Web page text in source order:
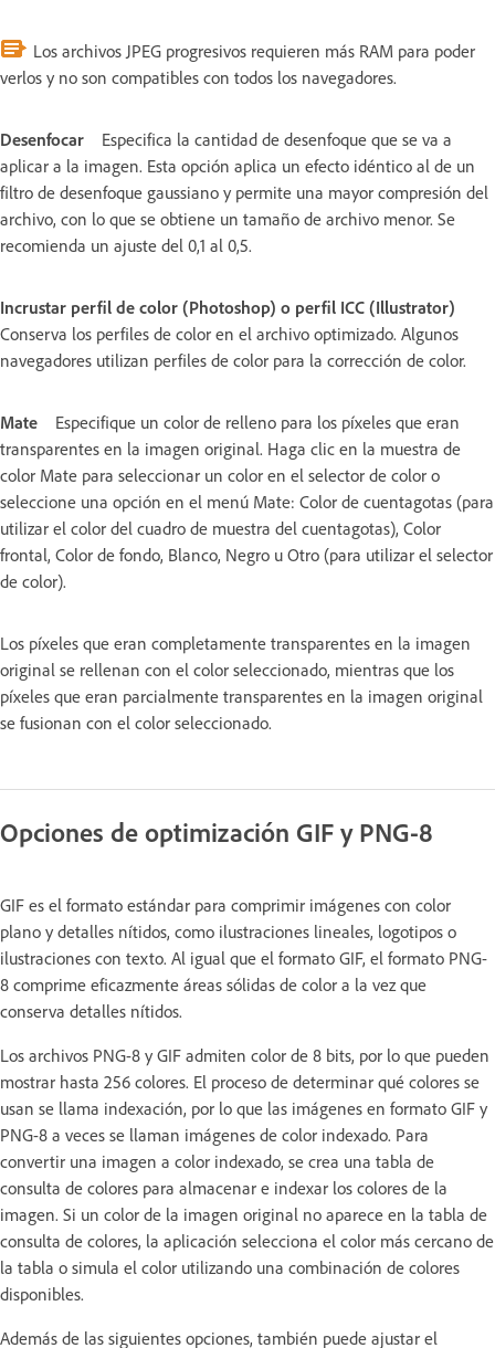
Los archivos JPEG progresivos requieren más RAM para poder
verlos y no son compatibles con todos los navegadores.
Desenfocar
Especifica la cantidad de desenfoque que se va a
aplicar a la imagen. Esta opción aplica un efecto idéntico al de un
filtro de desenfoque gaussiano y permite una mayor compresión del
archivo, con lo que se obtiene un tamaño de archivo menor. Se
recomienda un ajuste del 0,1 al 0,5.
Incrustar perfil de color (Photoshop) o perfil ICC (Illustrator)
Conserva los perfiles de color en el archivo optimizado. Algunos
navegadores utilizan perfiles de color para la corrección de color.
Mate
Especifique un color de relleno para los píxeles que eran
transparentes en la imagen original. Haga clic en la muestra de
color Mate para seleccionar un color en el selector de color o
seleccione una opción en el menú Mate: Color de cuentagotas (para
utilizar el color del cuadro de muestra del cuentagotas), Color
frontal, Color de fondo, Blanco, Negro u Otro (para utilizar el selector
de color).
Los píxeles que eran completamente transparentes en la imagen
original se rellenan con el color seleccionado, mientras que los
píxeles que eran parcialmente transparentes en la imagen original
se fusionan con el color seleccionado.
Opciones de optimización GIF y PNG-8
GIF es el formato estándar para comprimir imágenes con color
plano y detalles nítidos, como ilustraciones lineales, logotipos o
ilustraciones con texto. Al igual que el formato GIF, el formato PNG-
8 comprime eficazmente áreas sólidas de color a la vez que
conserva detalles nítidos.
Los archivos PNG-8 y GIF admiten color de 8 bits, por lo que pueden
mostrar hasta 256 colores. El proceso de determinar qué colores se
usan se llama indexación, por lo que las imágenes en formato GIF y
PNG-8 a veces se llaman imágenes de color indexado. Para
convertir una imagen a color indexado, se crea una tabla de
consulta de colores para almacenar e indexar los colores de la
imagen. Si un color de la imagen original no aparece en la tabla de
consulta de colores, la aplicación selecciona el color más cercano de
la tabla o simula el color utilizando una combinación de colores
disponibles.
Además de las siguientes opciones, también puede ajustar el